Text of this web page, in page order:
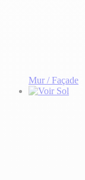
Mur / Façade